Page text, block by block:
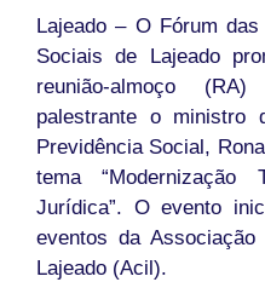
Lajeado – O Fórum
Sociais de Lajeado
reunião-almoço
palestrante o ministro
Previdência Social,
tema “Modernização
Jurídica”. O evento
eventos da
Lajeado (Acil).